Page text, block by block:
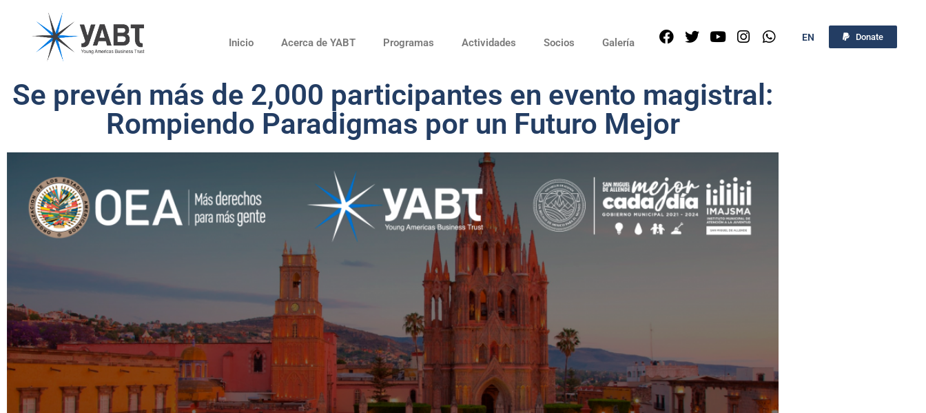
Inicio Acerca de YABT Programas Actividades Socios Galería EN Donate
Se prevén más de 2,000 participantes en evento magistral:
Rompiendo Paradigmas por un Futuro Mejor